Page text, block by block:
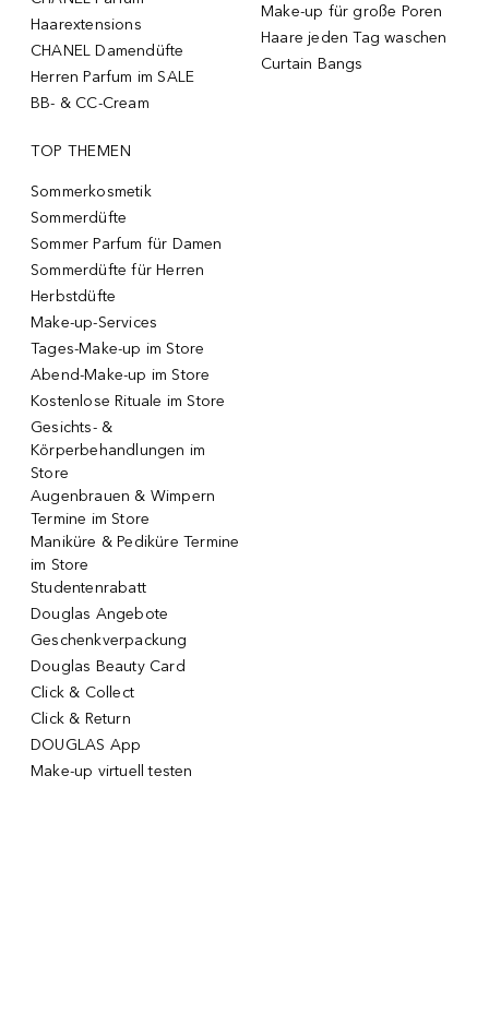
Haarextensions
CHANEL Damendüfte
Herren Parfum im SALE
BB- & CC-Cream
Make-up für große Poren
Haare jeden Tag waschen
Curtain Bangs
TOP THEMEN
Sommerkosmetik
Sommerdüfte
Sommer Parfum für Damen
Sommerdüfte für Herren
Herbstdüfte
Make-up-Services
Tages-Make-up im Store
Abend-Make-up im Store
Kostenlose Rituale im Store
Gesichts- &
Körperbehandlungen im
Store
Augenbrauen & Wimpern
Termine im Store
Maniküre & Pediküre Termine
im Store
Studentenrabatt
Douglas Angebote
Geschenkverpackung
Douglas Beauty Card
Click & Collect
Click & Return
DOUGLAS App
Make-up virtuell testen